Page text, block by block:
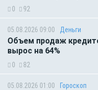
0 92
05.08.2026 09:00 Деньги
Объем продаж
вырос на 64%
0 82
05.08.2026 01:00 Гороскоп